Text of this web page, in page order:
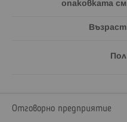
опаковката см
Възраст
Пол
Отговорно предприятие